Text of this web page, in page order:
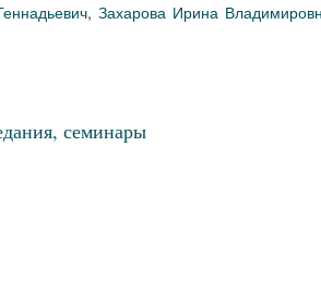
, Захарова Ирина
семинары